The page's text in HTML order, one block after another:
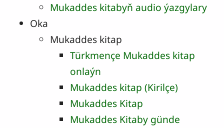
Mukaddes kitabyň audio ýazgylary
Oka
Mukaddes kitap
Türkmençe Mukaddes kitap
onlaýn
Mukaddes kitap (Kirilçe)
Mukaddes Kitap
Mukaddes Kitaby günde